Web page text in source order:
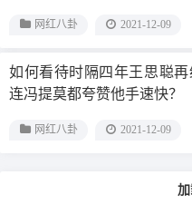
网红八卦 2021-12-09
如何看待时隔四年王思聪再
连冯提莫都夸赞他手速快？
网红八卦 2021-12-09